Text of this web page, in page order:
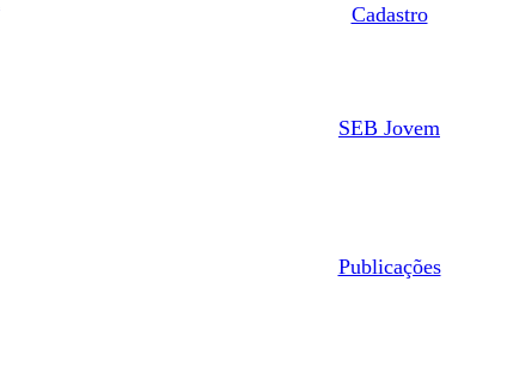
Cadastro
SEB Jovem
Publicações